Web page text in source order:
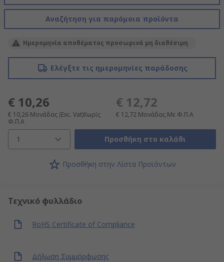
Αναζήτηση για παρόμοια προϊόντα
Ημερομηνία αποθέματος προσωρινά μη διαθέσιμη
Ελέγξτε τις ημερομηνίες παράδοσης
€ 10,26
€ 10,26 Μονάδας (Exc. Vat)Χωρίς
Φ.Π.Α
€ 12,72
€ 12,72 Μονάδας Με Φ.Π.Α
1 Προσθήκη στο καλάθι
Προσθήκη στην Λίστα Προϊόντων
Τεχνικό φυλλάδιο
RoHS Certificate of Compliance
Δήλωση Συμμόρφωσης